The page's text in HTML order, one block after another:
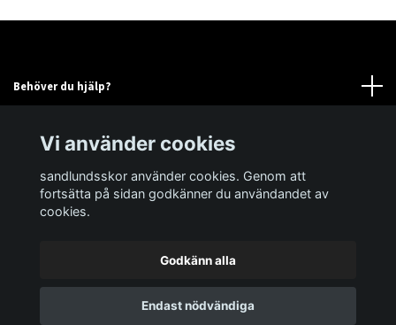
Behöver du hjälp?
Läs mer
Sociala medier
© 2026 sandlundsskorPowered by Quickbutik
Vi använder cookies
sandlundsskor använder cookies. Genom att
fortsätta på sidan godkänner du användandet av
cookies.
Godkänn alla
Endast nödvändiga